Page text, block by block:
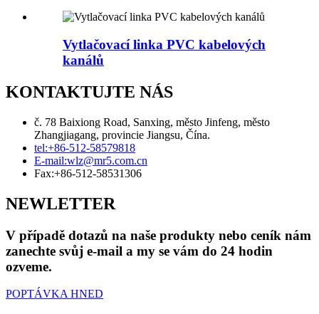
Vytlačovací linka PVC kabelových
kanálů
KONTAKTUJTE NÁS
č. 78 Baixiong Road, Sanxing, město Jinfeng, město
Zhangjiagang, provincie Jiangsu, Čína.
tel:+86-512-58579818
E-mail:wlz@mr5.com.cn
Fax:+86-512-58531306
NEWLETTER
V případě dotazů na naše produkty nebo ceník nám
zanechte svůj e-mail a my se vám do 24 hodin
ozveme.
POPTÁVKA HNED